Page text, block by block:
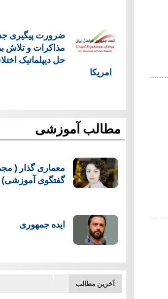
ضرورت پیگیری
مذاکرات و تلاش
حل دیپلماتیک
امریکا
مطالب آموزشی
معماری گذار (
گفتگوی آموزشی)
ایده جمهوری
آخرین مطالب